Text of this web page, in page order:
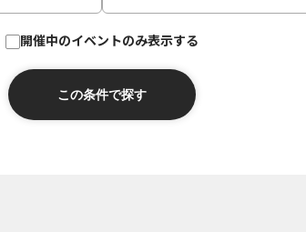
開催中のイベントのみ表示する